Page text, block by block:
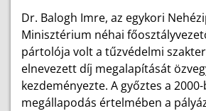
Dr. Balogh Imre, az egykori
Minisztérium néhai
pártolója volt a tűzvédelmi
elnevezett díj megalapítását
kezdeményezte. A győztes a
megállapodás értelmében a